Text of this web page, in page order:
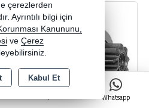
0
Whatsapp
çerezlerden
Ayrıntılı bilgi için
Kanununu,
ve Çerez
Kabul Et